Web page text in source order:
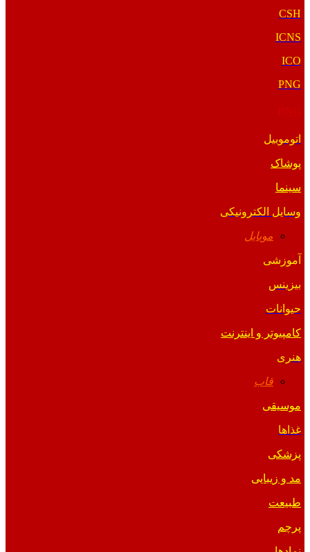
CSH
ICNS
ICO
PNG
اتوموبیل
پوشاک
سینما
وسایل الکترونیکی
موبایل
آموزشی
بیزینس
حیوانات
کامپیوتر و اینترنت
هنری
قاب
موسیقی
غذاها
پزشکی
مد و زیبایی
طبیعت
پرچم